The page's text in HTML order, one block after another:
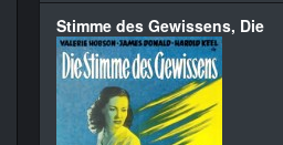
Stimme des Gewissens, Die